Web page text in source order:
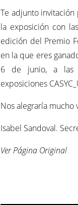
Te adjunto invitación
la exposición con
edición del Premio
en la que eres
6 de junio, a las
exposiciones
Nos alegraría
Isabel Sandoval.
Ver Página Original